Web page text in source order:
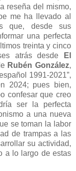
reseña del mismo,
me ha llevado al
que, desde sus
una perfecta
treinta y cinco
atrás desde
El
Rubén González,
1991-2021”,
2024; pues bien,
confesar que creo
ser la perfecta
a una nueva
se toman la labor
de trampas a las
su actividad,
a lo largo de estas